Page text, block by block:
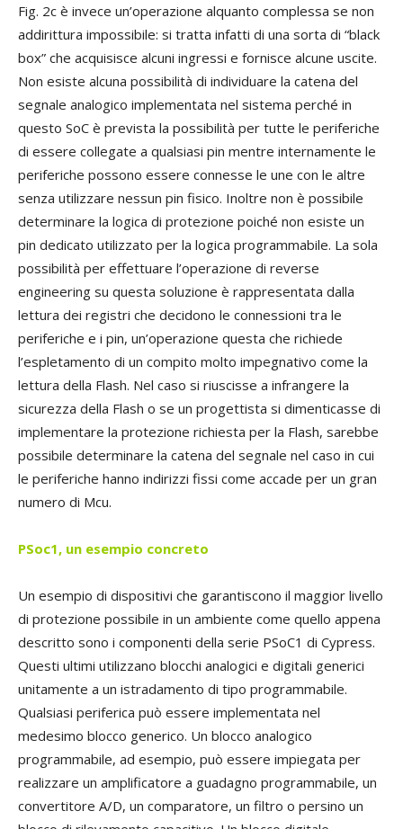
Fig. 2c è invece un’operazione alquanto complessa se non
addirittura impossibile: si tratta infatti di una sorta di “black
box” che acquisisce alcuni ingressi e fornisce alcune uscite.
Non esiste alcuna possibilità di individuare la catena del
segnale analogico implementata nel sistema perché in
questo SoC è prevista la possibilità per tutte le periferiche
di essere collegate a qualsiasi pin mentre internamente le
periferiche possono essere connesse le une con le altre
senza utilizzare nessun pin fisico. Inoltre non è possibile
determinare la logica di protezione poiché non esiste un
pin dedicato utilizzato per la logica programmabile. La sola
possibilità per effettuare l’operazione di reverse
engineering su questa soluzione è rappresentata dalla
lettura dei registri che decidono le connessioni tra le
periferiche e i pin, un’operazione questa che richiede
l’espletamento di un compito molto impegnativo come la
lettura della Flash. Nel caso si riuscisse a infrangere la
sicurezza della Flash o se un progettista si dimenticasse di
implementare la protezione richiesta per la Flash, sarebbe
possibile determinare la catena del segnale nel caso in cui
le periferiche hanno indirizzi fissi come accade per un gran
numero di Mcu.
PSoc1, un esempio concreto
Un esempio di dispositivi che garantiscono il maggior livello
di protezione possibile in un ambiente come quello appena
descritto sono i componenti della serie PSoC1 di Cypress.
Questi ultimi utilizzano blocchi analogici e digitali generici
unitamente a un istradamento di tipo programmabile.
Qualsiasi periferica può essere implementata nel
medesimo blocco generico. Un blocco analogico
programmabile, ad esempio, può essere impiegata per
realizzare un amplificatore a guadagno programmabile, un
convertitore A/D, un comparatore, un filtro o persino un